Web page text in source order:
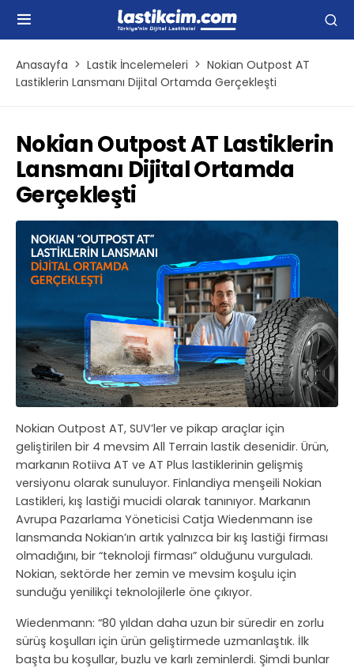
Anasayfa Lastik İncelemeleri
Nokian Outpost AT
Lastiklerin Lansmanı Dijital Ortamda Gerçekleşti
Nokian Outpost AT Lastiklerin
Lansmanı Dijital Ortamda
Gerçekleşti
Nokian Outpost AT, SUV’ler ve pikap araçlar için
geliştirilen bir 4 mevsim All Terrain lastik desenidir. Ürün,
markanın Rotiiva AT ve AT Plus lastiklerinin gelişmiş
versiyonu olarak sunuluyor. Finlandiya menşeili Nokian
Lastikleri, kış lastiği mucidi olarak tanınıyor. Markanın
Avrupa Pazarlama Yöneticisi Catja Wiedenmann ise
lansmanda Nokian’ın artık yalnızca bir kış lastiği firması
olmadığını, bir “teknoloji firması” olduğunu vurguladı.
Nokian, sektörde her zemin ve mevsim koşulu için
sunduğu yenilikçi teknolojilerle öne çıkıyor.
Wiedenmann: “80 yıldan daha uzun bir süredir en zorlu
sürüş koşulları için ürün geliştirmede uzmanlaştık. İlk
başta bu koşullar, buzlu ve karlı zeminlerdi. Şimdi bunlar